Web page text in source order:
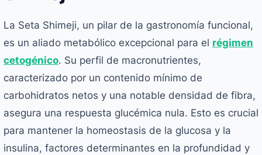
La Seta Shimeji, un pilar de la gastronomía funcional,
es un aliado metabólico excepcional para el régimen
cetogénico. Su perfil de macronutrientes,
caracterizado por un contenido mínimo de
carbohidratos netos y una notable densidad de fibra,
asegura una respuesta glucémica nula. Esto es crucial
para mantener la homeostasis de la glucosa y la
insulina, factores determinantes en la profundidad y